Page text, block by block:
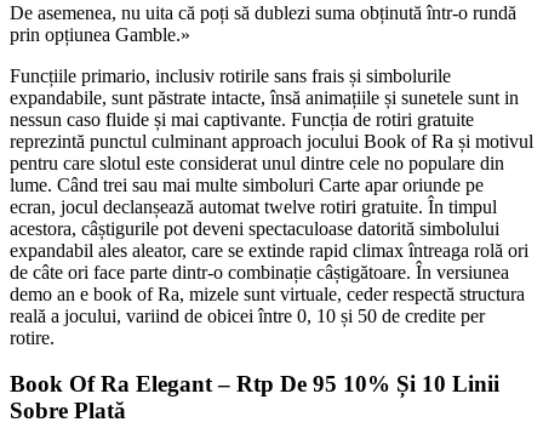
De asemenea, nu uita că poți să dublezi suma obținută într-o rundă
prin opțiunea Gamble.»
Funcțiile primario, inclusiv rotirile sans frais și simbolurile
expandabile, sunt păstrate intacte, însă animațiile și sunetele sunt in
nessun caso fluide și mai captivante. Funcția de rotiri gratuite
reprezintă punctul culminant approach jocului Book of Ra și motivul
pentru care slotul este considerat unul dintre cele no populare din
lume. Când trei sau mai multe simboluri Carte apar oriunde pe
ecran, jocul declanșează automat twelve rotiri gratuite. În timpul
acestora, câștigurile pot deveni spectaculoase datorită simbolului
expandabil ales aleator, care se extinde rapid climax întreaga rolă ori
de câte ori face parte dintr-o combinație câștigătoare. În versiunea
demo an e book of Ra, mizele sunt virtuale, ceder respectă structura
reală a jocului, variind de obicei între 0, 10 și 50 de credite per
rotire.
Book Of Ra Elegant – Rtp De 95 10% Și 10 Linii
Sobre Plată